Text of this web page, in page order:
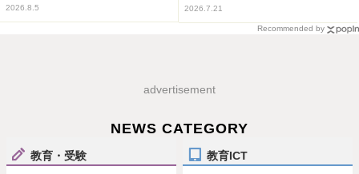
2026.8.5 2026.7.21
Recommended by
advertisement
NEWS CATEGORY
教育・受験 教育ICT